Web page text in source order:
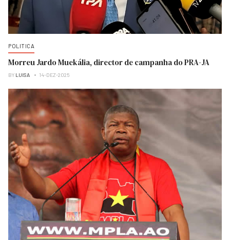
POLITICA
Morreu Jardo Muekália, director de campanha do PRA-JA
BY LUISA 14-DEZ-2025